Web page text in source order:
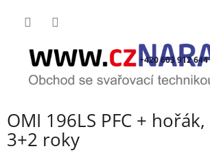
+420 603 912 644
OMI 196LS PFC +
3+2 roky